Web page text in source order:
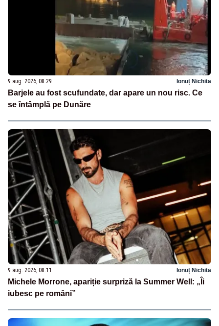
9 aug. 2026, 08:29 Ionuț Nichita
Barjele au fost scufundate, dar apare un nou risc. Ce
se întâmplă pe Dunăre
9 aug. 2026, 08:11 Ionuț Nichita
Michele Morrone, apariție surpriză la Summer Well: „Îi
iubesc pe români”